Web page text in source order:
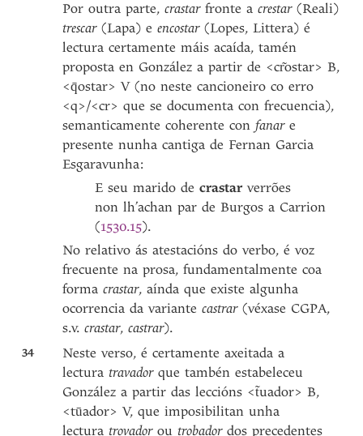
Por outra parte,crastarfronte acrestar(Reali)
trescar(Lapa) eencostar(Lopes, Littera) é
lectura certamente máis acaída, tamén
proposta en González a partir de <cr͂ostar> B,
<q̄ostar> V (no neste cancioneiro co erro
<q>/<cr> que se documenta con frecuencia),
semanticamente coherente confanare
presente nunha cantiga de Fernan Garcia
Esgaravunha:
E seu marido decrastarverrões
non lh’achan par de Burgos a Carrion
(1530.15).
No relativo ás atestacións do verbo, é voz
frecuente na prosa, fundamentalmente coa
formacrastar, aínda que existe algunha
ocorrencia da variantecastrar(véxase CGPA,
s.v.crastar,castrar).
34
Neste verso, é certamente axeitada a
lecturatravadorque tambén estabeleceu
González a partir das leccións <t̃uador> B,
<tūador> V, que imposibilitan unha
lecturatrovadoroutrobadordos precedentes